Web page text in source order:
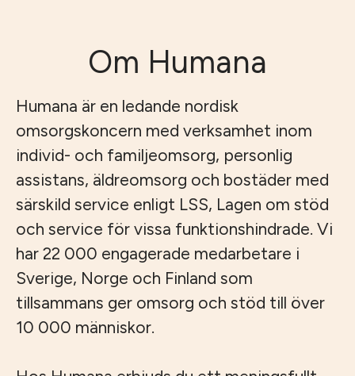
Om Humana
Humana är en ledande nordisk
omsorgskoncern med verksamhet inom
individ- och familjeomsorg, personlig
assistans, äldreomsorg och bostäder med
särskild service enligt LSS, Lagen om stöd
och service för vissa funktionshindrade. Vi
har 22 000 engagerade medarbetare i
Sverige, Norge och Finland som
tillsammans ger omsorg och stöd till över
10 000 människor.